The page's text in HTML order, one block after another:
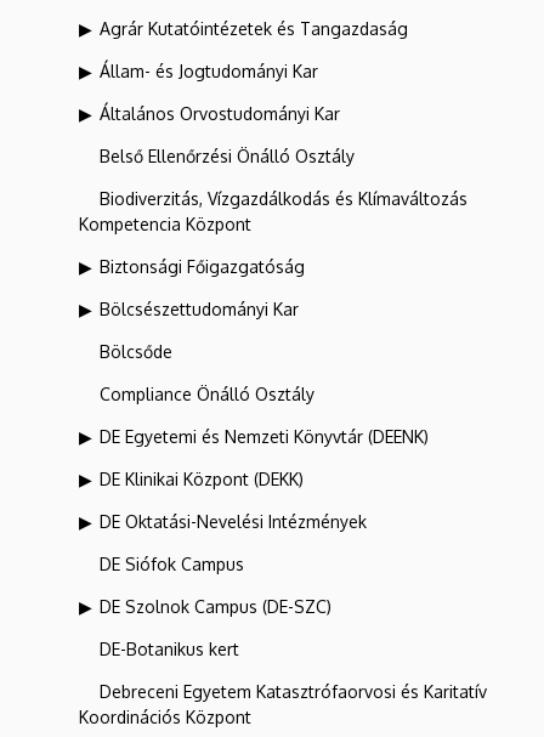
Agrár Kutatóintézetek és Tangazdaság
Állam- és Jogtudományi Kar
Általános Orvostudományi Kar
Belső Ellenőrzési Önálló Osztály
Biodiverzitás, Vízgazdálkodás és Klímaváltozás
Kompetencia Központ
Biztonsági Főigazgatóság
Bölcsészettudományi Kar
Bölcsőde
Compliance Önálló Osztály
DE Egyetemi és Nemzeti Könyvtár (DEENK)
DE Klinikai Központ (DEKK)
DE Oktatási-Nevelési Intézmények
DE Siófok Campus
DE Szolnok Campus (DE-SZC)
DE-Botanikus kert
Debreceni Egyetem Katasztrófaorvosi és Karitatív
Koordinációs Központ